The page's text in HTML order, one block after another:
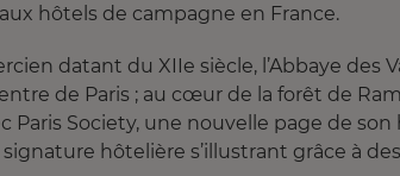
hôtels de campagne en France.
datant du XIIe siècle, l’Abbaye des
de Paris ; au cœur de la forêt de
Paris Society, une nouvelle page de
hôtelière s’illustrant grâce à